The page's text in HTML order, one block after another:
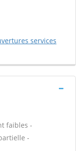
services
faibles -
-